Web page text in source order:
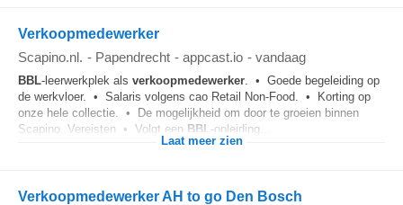
Verkoopmedewerker
Scapino.nl. - Papendrecht - appcast.io - vandaag
BBL‑leerwerkplek als verkoopmedewerker. • Goede begeleiding op
de werkvloer. • Salaris volgens cao Retail Non‑Food. • Korting op
onze hele collectie. • De mogelijkheid om door te groeien binnen
Scapino. Vereisten • Volgt een BBL ‑opleiding...
Laat meer zien
Verkoopmedewerker AH to go Den Bosch